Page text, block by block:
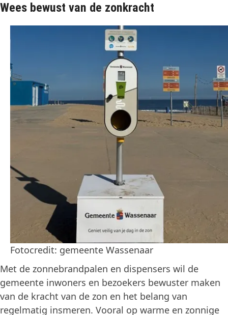
Wees bewust van de zonkracht
Fotocredit: gemeente Wassenaar
Met de zonnebrandpalen en dispensers wil de
gemeente inwoners en bezoekers bewuster maken
van de kracht van de zon en het belang van
regelmatig insmeren. Vooral op warme en zonnige